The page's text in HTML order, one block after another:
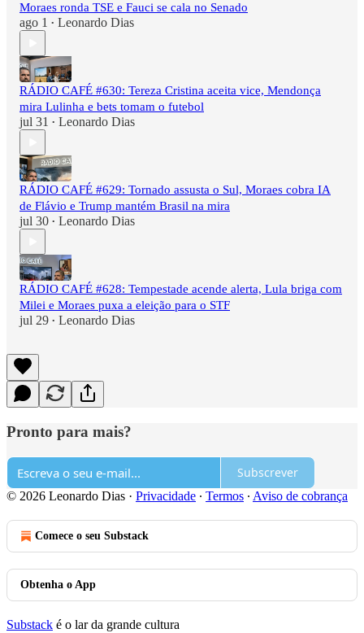
Moraes ronda TSE e Fauci se cala no Senado
ago 1 • Leonardo Dias
RÁDIO CAFÉ #630: Tereza Cristina aceita vice, Mendonça
mira Lulinha e bets tomam o futebol
jul 31 • Leonardo Dias
RÁDIO CAFÉ #629: Tornado assusta o Sul, Moraes cobra IA
de Flávio e Trump mantém Brasil na mira
jul 30 • Leonardo Dias
RÁDIO CAFÉ #628: Tempestade acende alerta, Lula briga com
Milei e Moraes puxa a eleição para o STF
jul 29 • Leonardo Dias
Pronto para mais?
Subscrever
© 2026 Leonardo Dias · Privacidade ∙ Termos ∙ Aviso de cobrança
Comece o seu Substack
Obtenha o App
Substack é o lar da grande cultura